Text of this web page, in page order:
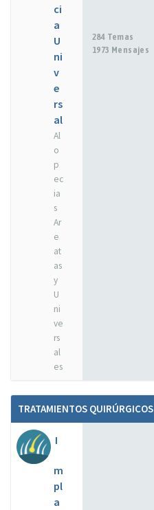
ci
a
U
ni
v
e
rs
al
Al
o
p
ec
ia
s
Ar
e
at
as
y
U
ni
ve
rs
al
es
284 Temas
1973 Mensajes
TRATAMIENTOS QUIRÚRGICOS
I
m
pl
a